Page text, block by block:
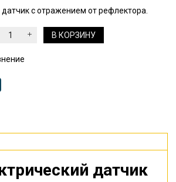
с отражением от рефлектора.
В КОРЗИНУ
датчик